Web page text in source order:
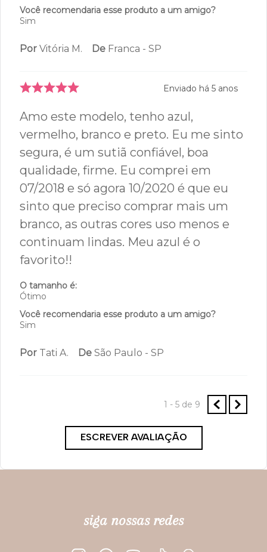
Você recomendaria esse produto a um amigo?
Sim
Por Vitória M. De Franca - SP
Enviado há 5 anos
Amo este modelo, tenho azul,
vermelho, branco e preto. Eu me sinto
segura, é um sutiã confiável, boa
qualidade, firme. Eu comprei em
07/2018 e só agora 10/2020 é que eu
sinto que preciso comprar mais um
branco, as outras cores uso menos e
continuam lindas. Meu azul é o
favorito!!
O tamanho é:
Ótimo
Você recomendaria esse produto a um amigo?
Sim
Por Tati A. De São Paulo - SP
1 - 5 de 9
ESCREVER AVALIAÇÃO
siga nossas redes